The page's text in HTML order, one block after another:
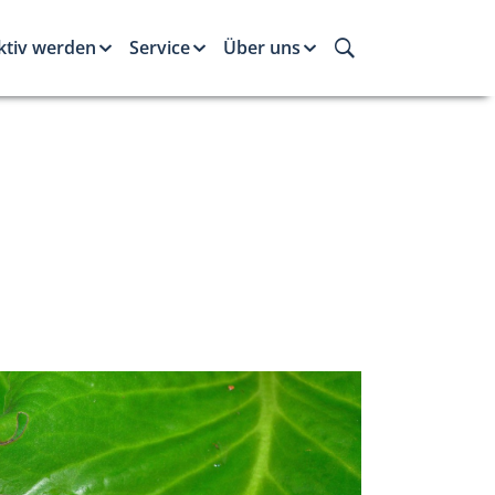
werden Service Über uns